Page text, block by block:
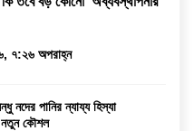
৭:২৬ অপরাহ্ন
নদের পানির ন্যায্য হিস্যা
নতুন কৌশল